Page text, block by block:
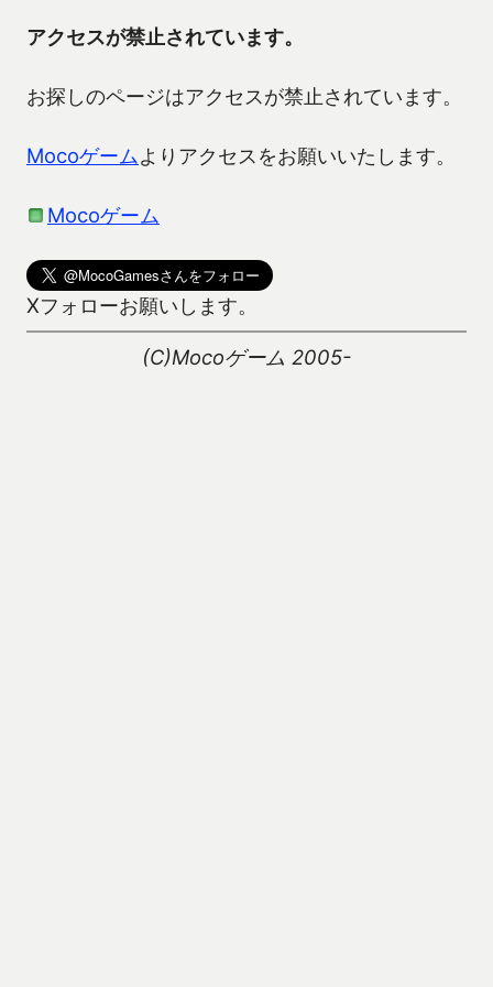
アクセスが禁止されています。
お探しのページはアクセスが禁止されています。
Mocoゲームよりアクセスをお願いいたします。
Mocoゲーム
Xフォローお願いします。
(C)Mocoゲーム 2005-